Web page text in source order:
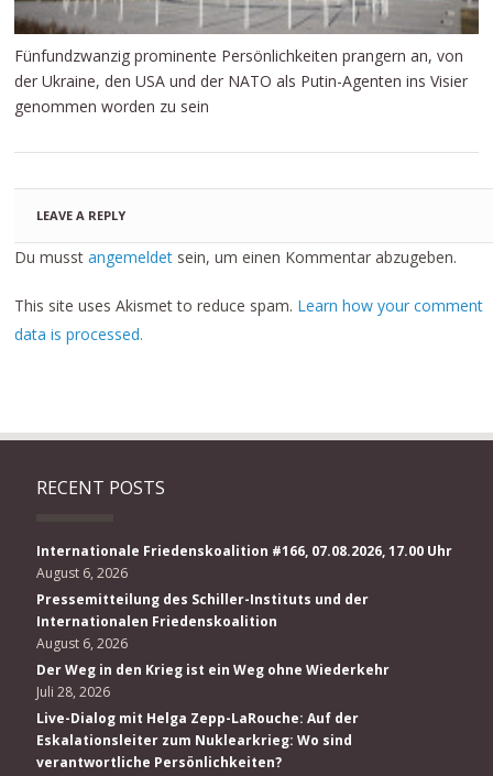
Fünfundzwanzig prominente Persönlichkeiten prangern an, von
der Ukraine, den USA und der NATO als Putin-Agenten ins Visier
genommen worden zu sein
LEAVE A REPLY
Du musstangemeldet sein, um einen Kommentar abzugeben.
This site uses Akismet to reduce spam. Learn how your comment
data is processed.
RECENT POSTS
Internationale Friedenskoalition #166, 07.08.2026, 17.00 Uhr
August 6, 2026
Pressemitteilung des Schiller-Instituts und der
Internationalen Friedenskoalition
August 6, 2026
Der Weg in den Krieg ist ein Weg ohne Wiederkehr
Juli 28, 2026
Live-Dialog mit Helga Zepp-LaRouche: Auf der
Eskalationsleiter zum Nuklearkrieg: Wo sind
verantwortliche Persönlichkeiten?